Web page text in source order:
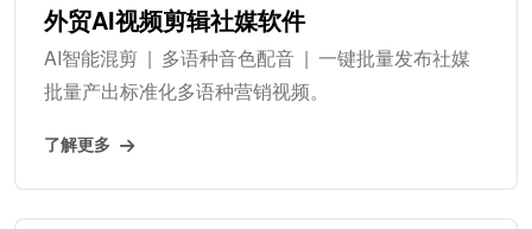
外贸AI视频剪辑社媒软件
AI智能混剪 | 多语种音色配音 | 一键批量发布社媒
批量产出标准化多语种营销视频。
了解更多